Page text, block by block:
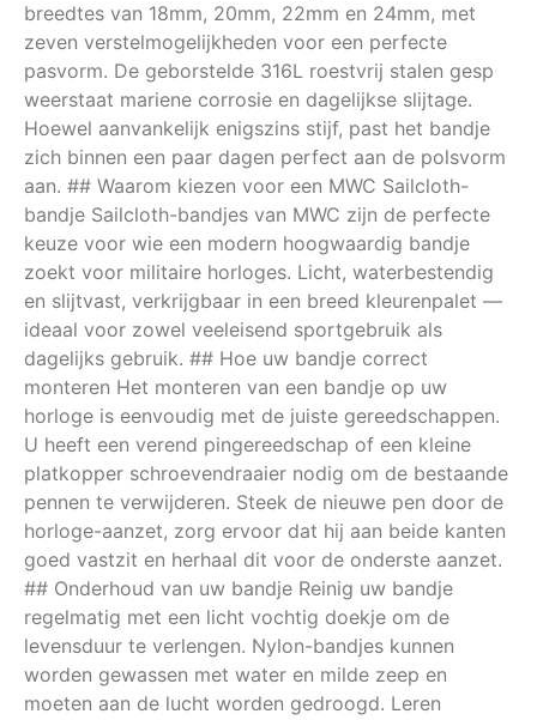
breedtes van 18mm, 20mm, 22mm en 24mm, met
zeven verstelmogelijkheden voor een perfecte
pasvorm. De geborstelde 316L roestvrij stalen gesp
weerstaat mariene corrosie en dagelijkse slijtage.
Hoewel aanvankelijk enigszins stijf, past het bandje
zich binnen een paar dagen perfect aan de polsvorm
aan. ## Waarom kiezen voor een MWC Sailcloth-
bandje Sailcloth-bandjes van MWC zijn de perfecte
keuze voor wie een modern hoogwaardig bandje
zoekt voor militaire horloges. Licht, waterbestendig
en slijtvast, verkrijgbaar in een breed kleurenpalet —
ideaal voor zowel veeleisend sportgebruik als
dagelijks gebruik. ## Hoe uw bandje correct
monteren Het monteren van een bandje op uw
horloge is eenvoudig met de juiste gereedschappen.
U heeft een verend pingereedschap of een kleine
platkopper schroevendraaier nodig om de bestaande
pennen te verwijderen. Steek de nieuwe pen door de
horloge-aanzet, zorg ervoor dat hij aan beide kanten
goed vastzit en herhaal dit voor de onderste aanzet.
## Onderhoud van uw bandje Reinig uw bandje
regelmatig met een licht vochtig doekje om de
levensduur te verlengen. Nylon-bandjes kunnen
worden gewassen met water en milde zeep en
moeten aan de lucht worden gedroogd. Leren